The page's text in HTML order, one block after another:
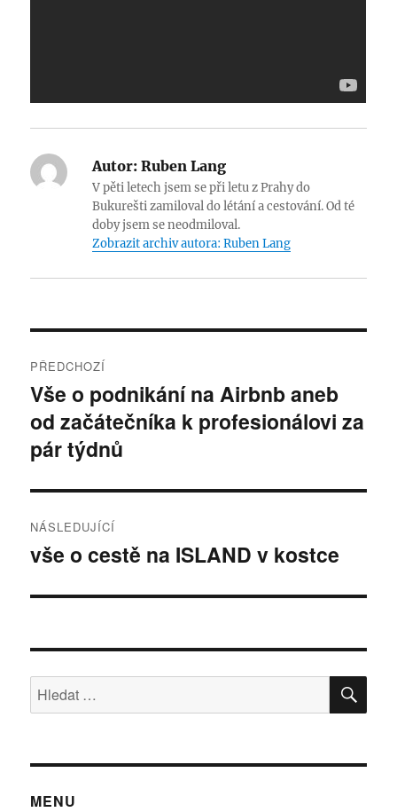
Autor: Ruben Lang
V pěti letech jsem se při letu z Prahy do
Bukurešti zamiloval do létání a cestování. Od té
doby jsem se neodmiloval.
Zobrazit archiv autora: Ruben Lang
pro
příspěvek
PŘEDCHOZÍ
Předchozí
příspěvek:
Vše o podnikání na Airbnb aneb
od začátečníka k profesionálovi za
pár týdnů
NÁSLEDUJÍCÍ
Následující
vše o cestě na ISLAND v kostce
Hledat:
MENU